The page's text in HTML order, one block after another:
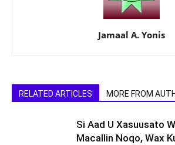
Jamaal A. Yonis
RELATED ARTICLES MORE FROM
Si Aad U Xasuusato
Macallin Noqo, Wax